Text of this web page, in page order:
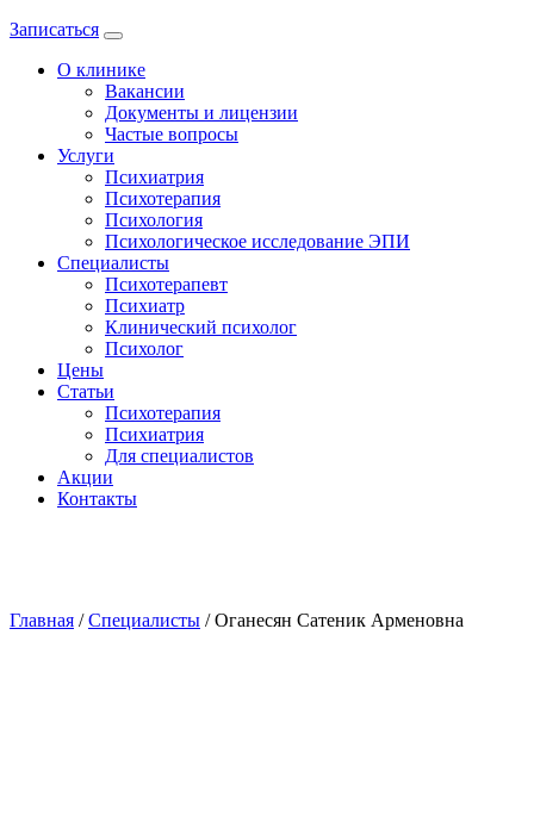
Записаться
О клинике
Вакансии
Документы и лицензии
Частые вопросы
Услуги
Психиатрия
Психотерапия
Психология
Психологическое исследование ЭПИ
Специалисты
Психотерапевт
Психиатр
Клинический психолог
Психолог
Цены
Статьи
Психотерапия
Психиатрия
Для специалистов
Акции
Контакты
Главная /Специалисты /Оганесян Сатеник Арменовна